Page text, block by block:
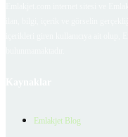
Emlakjet Blog